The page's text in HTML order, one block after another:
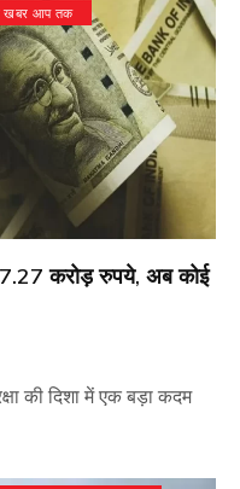
खबर आप तक
करोड़ रुपये, अब कोई
की दिशा में एक बड़ा कदम